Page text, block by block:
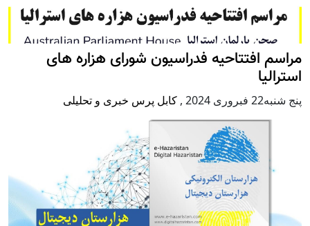
مراسم افتتاحیه فدراسیون شورای هزاره های
استرالیا
پنج شنبه22 فبروری 2024 , کابل پرس خبری و تحلیلی